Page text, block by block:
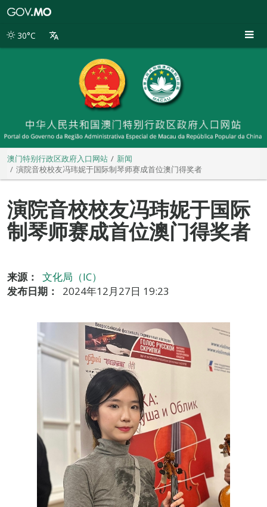
别
30°C
澳门特别行政区政府入口网站
新闻
演院音校校友冯玮妮于国际制琴师赛成首位澳门得奖者
演院音校校友冯玮妮于国际
制琴师赛成首位澳门得奖者
来源：
文化局（IC）
发布日期：
2024年12月27日 19:23